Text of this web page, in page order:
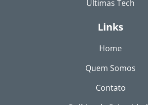
Últimas Tech
Links
Home
Quem Somos
Contato